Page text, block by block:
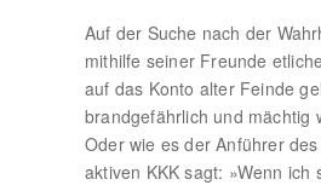
Auf der Suche nach der
mithilfe seiner Freunde
auf das Konto alter Feinde
brandgefährlich und mächtig
Oder wie es der Anführer
aktiven KKK sagt: »Wenn ich